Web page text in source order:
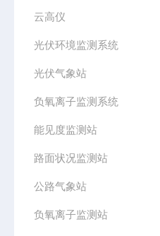
云高仪
光伏环境监测系统
光伏气象站
负氧离子监测系统
能见度监测站
路面状况监测站
公路气象站
负氧离子监测站